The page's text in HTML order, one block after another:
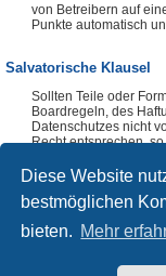
Diese Website
bestmöglichen
bieten. Mehr
von Betreibern auf
Punkte automatisch
Salvatorische Klausel
Sollten Teile oder
Boardregeln, des
Datenschutzes nicht
Recht entsprechen,
auszugsweise, ist
nicht zulässig.#